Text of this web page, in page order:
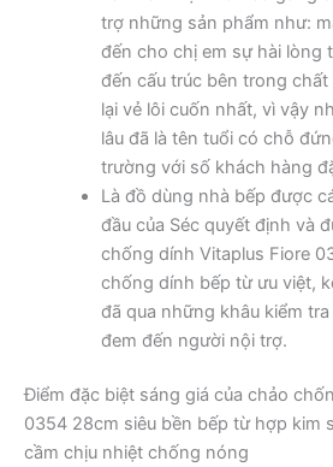
trợ những sản phẩm như:
đến cho chị em sự hài lòng
đến cấu trúc bên trong
lại vẻ lôi cuốn nhất, vì vậy
lâu đã là tên tuổi có chỗ
trường với số khách hàng
Là đồ dùng nhà bếp được
đầu của Séc quyết định và
chống dính Vitaplus Fiore
chống dính bếp từ ưu việt,
đã qua những khâu kiểm
đem đến người nội trợ.
Điểm đặc biệt sáng giá của chảo
0354 28cm siêu bền bếp từ hợp kim
cầm chịu nhiệt chống nóng